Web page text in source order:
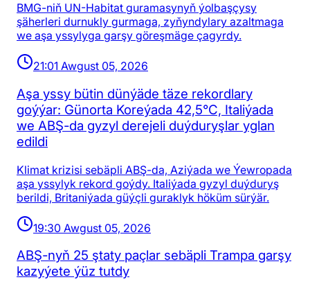
BMG-niň UN-Habitat guramasynyň ýolbaşçysy
şäherleri durnukly gurmaga, zyňyndylary azaltmaga
we aşa yssylyga garşy göreşmäge çagyrdy.
21:01 Awgust 05, 2026
Aşa yssy bütin dünýäde täze rekordlary
goýýar: Günorta Koreýada 42,5°C, Italiýada
we ABŞ-da gyzyl derejeli duýduryşlar yglan
edildi
Klimat krizisi sebäpli ABŞ-da, Aziýada we Ýewropada
aşa yssylyk rekord goýdy. Italiýada gyzyl duýduryş
berildi, Britaniýada güýçli guraklyk höküm sürýär.
19:30 Awgust 05, 2026
ABŞ-nyň 25 ştaty paçlar sebäpli Trampa garşy
kazyýete ýüz tutdy